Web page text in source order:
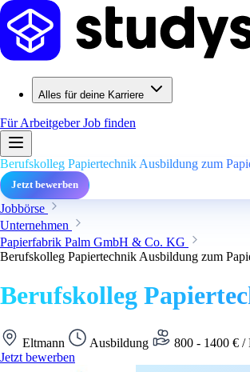
Alles für deine Karriere
Für ArbeitgeberJob finden
Berufskolleg Papiertechnik Ausbildung zum
Jetzt bewerben
Jobbörse
Unternehmen
Papierfabrik Palm GmbH & Co. KG
Berufskolleg Papiertechnik Ausbildung zum
Berufskolleg
Eltmann Ausbildung 800 - 1400 € /
Jetzt bewerben